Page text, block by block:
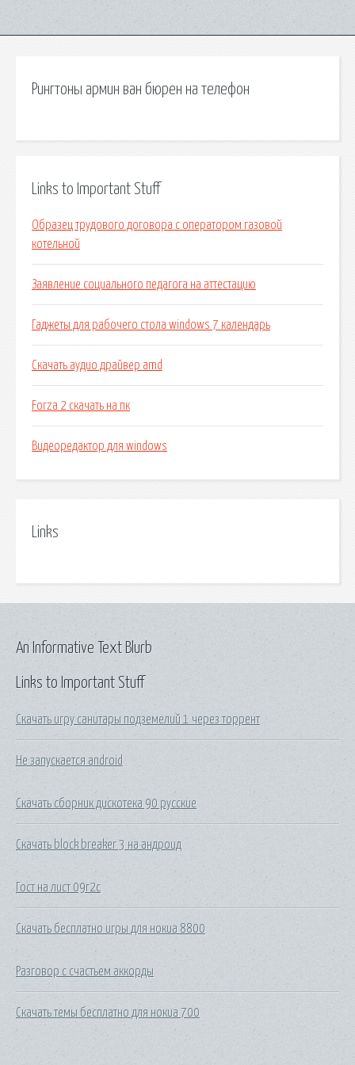
Рингтоны армин ван бюрен на телефон
Links to Important Stuff
Образец трудового договора с оператором газовой
котельной
Заявление социального педагога на аттестацию
Гаджеты для рабочего стола windows 7 календарь
Скачать аудио драйвер amd
Forza 2 скачать на пк
Видеоредактор для windows
Links
Links to Important Stuff
Скачать игру санитары подземелий 1 через торрент
Не запускается android
Скачать сборник дискотека 90 русские
Скачать block breaker 3 на андроид
Гост на лист 09г2с
Скачать бесплатно игры для нокиа 8800
Разговор с счастьем аккорды
Скачать темы бесплатно для нокиа 700
An Informative Text Blurb